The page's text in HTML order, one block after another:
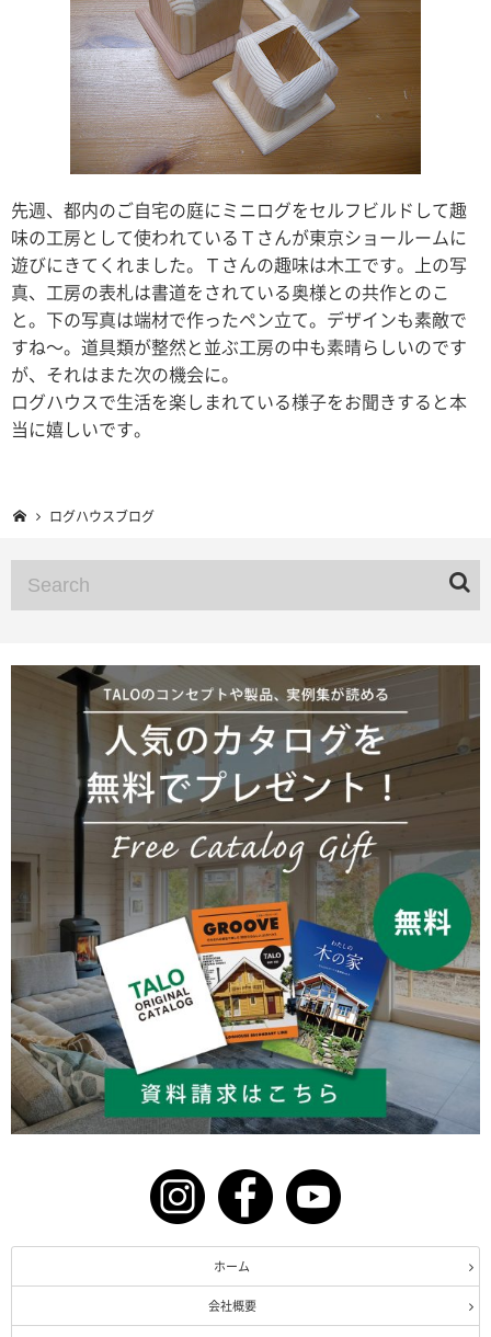
先週、都内のご自宅の庭にミニログをセルフビルドして趣
味の工房として使われているＴさんが東京ショールームに
遊びにきてくれました。Ｔさんの趣味は木工です。上の写
真、工房の表札は書道をされている奥様との共作とのこ
と。下の写真は端材で作ったペン立て。デザインも素敵で
すね〜。道具類が整然と並ぶ工房の中も素晴らしいのです
が、それはまた次の機会に。
ログハウスで生活を楽しまれている様子をお聞きすると本
当に嬉しいです。
ログハウスブログ
ホーム
会社概要